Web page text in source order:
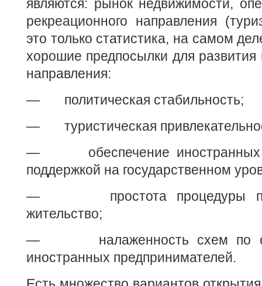
являются: рынок недвижимости,
рекреационного направления
это только статистика, на самом
хорошие предпосылки для развития
направления:
— политическая стабильность;
— туристическая
— обеспечение иностранных
поддержкой на государственном
— простота процедуры
жительство;
— налаженность схем по
иностранных предпринимателей.